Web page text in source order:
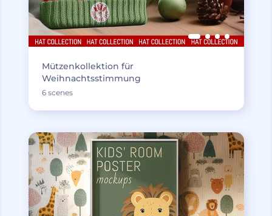
Mützenkollektion für
Weihnachtsstimmung
6 scenes